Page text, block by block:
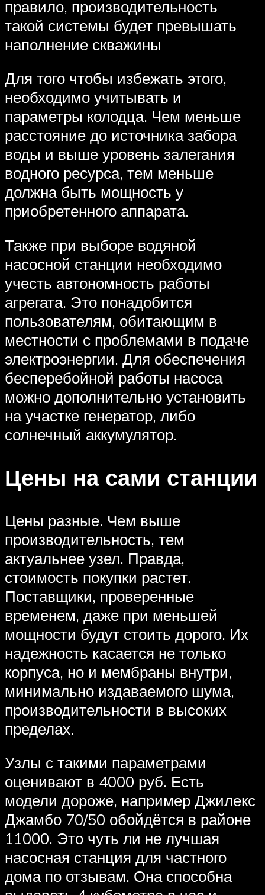
правило, производительность
такой системы будет превышать
наполнение скважины
Для того чтобы избежать этого,
необходимо учитывать и
параметры колодца. Чем меньше
расстояние до источника забора
воды и выше уровень залегания
водного ресурса, тем меньше
должна быть мощность у
приобретенного аппарата.
Также при выборе водяной
насосной станции необходимо
учесть автономность работы
агрегата. Это понадобится
пользователям, обитающим в
местности с проблемами в подаче
электроэнергии. Для обеспечения
бесперебойной работы насоса
можно дополнительно установить
на участке генератор, либо
солнечный аккумулятор.
Цены на сами станции
Цены разные. Чем выше
производительность, тем
актуальнее узел. Правда,
стоимость покупки растет.
Поставщики, проверенные
временем, даже при меньшей
мощности будут стоить дорого. Их
надежность касается не только
корпуса, но и мембраны внутри,
минимально издаваемого шума,
производительности в высоких
пределах.
Узлы с такими параметрами
оценивают в 4000 руб. Есть
модели дороже, например Джилекс
Джамбо 70/50 обойдётся в районе
11000. Это чуть ли не лучшая
насосная станция для частного
дома по отзывам. Она способна